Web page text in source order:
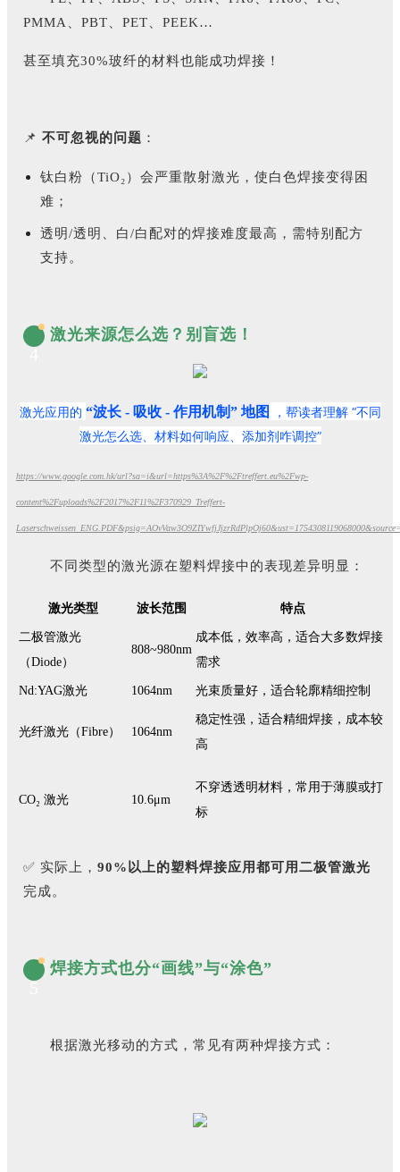
PMMA、PBT、PET、PEEK…
甚至填充30%玻纤的材料也能成功焊接！
📌 不可忽视的问题 ：
钛白粉（TiO₂）会严重散射激光，使白色焊接变得困
难；
透明/透明、白/白配对的焊接难度最高，需特别配方
支持。
4
激光来源怎么选？别盲选！
激光应用的 “波长 - 吸收 - 作用机制” 地图 ，帮读者理解 “不同
激光怎么选、材料如何响应、添加剂咋调控”
https://www.google.com.hk/url?sa=i&url=https%3A%2F%2Ftreffert.eu%2Fwp-
content%2Fuploads%2F2017%2F11%2F370929_Treffert-
不同类型的激光源在塑料焊接中的表现差异明显：
激光类型 波长范围 特点
二极管激光
（Diode）
808~980nm
成本低，效率高，适合大多数焊接
需求
Nd:YAG激光 1064nm 光束质量好，适合轮廓精细控制
光纤激光（Fibre） 1064nm
稳定性强，适合精细焊接，成本较
高
CO₂ 激光 10.6μm
不穿透透明材料，常用于薄膜或打
标
✅ 实际上， 90%以上的塑料焊接应用都可用二极管激光
完成。
5
焊接方式也分“画线”与“涂色”
根据激光移动的方式，常见有两种焊接方式：